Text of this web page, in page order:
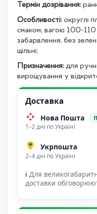
Термін дозрівання:
Особливості: округлі
смаком, вагою 100-110
забарвлення, без
щільні;
Призначення: для
вирощування у
Доставка
Нова Пошта
1–2 дні по Україні
Укрпошта
2–4 дні по Україні
ℹ Для
доставки